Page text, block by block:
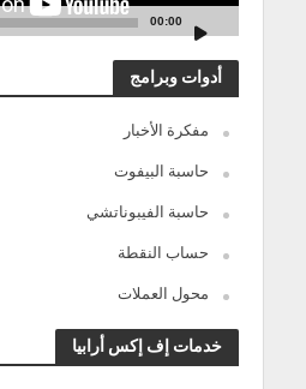
00:00
أدوات وبرامج
مفكرة الأخبار
حاسبة البيفوت
حاسبة الفيبوناتشي
حساب النقطة
محول العملات
خدمات إف إكس أرابيا